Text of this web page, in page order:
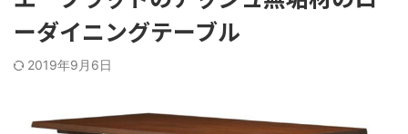
ーダイニングテーブル
2019年9月6日